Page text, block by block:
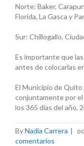
Norte: Baker,
Florida, La Gasca y
Sur: Chillogallo,
Es importante que
antes de colocarlas
El Municipio de
conjuntamente por
los 365 días del año,
ByNadia Carrera |
comentarios